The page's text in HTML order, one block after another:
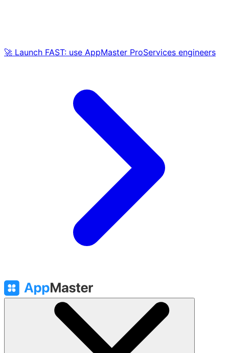
🚀 Launch FAST: use AppMaster ProServices engineers